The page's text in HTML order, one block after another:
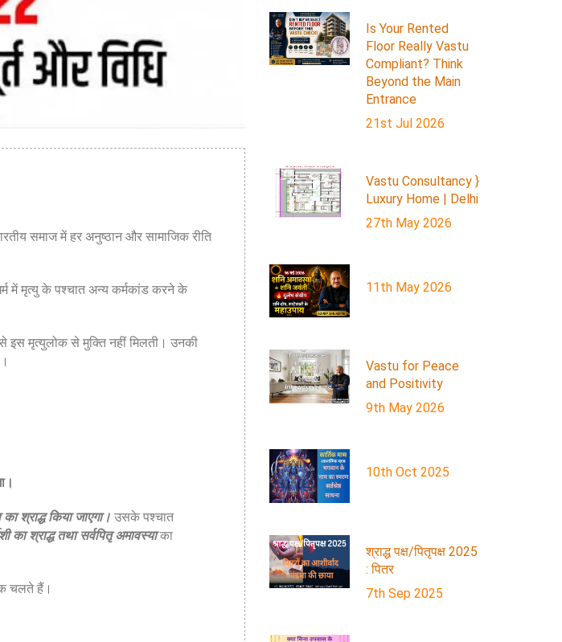
समाज में हर अनुष्ठान और सामाजिक रीति
में मृत्यु के पश्चात अन्य कर्मकांड करने के
इस मृत्युलोक से मुक्ति नहीं मिलती। उनकी
का श्राद्ध किया जाएगा। उसके पश्चात
का श्राद्ध तथा सर्वपितृ अमावस्याका
चलते हैं।
Is Your Rented
Floor Really Vastu
Compliant? Think
Beyond the Main
Entrance
21st Jul 2026
Vastu Consultancy }
Luxury Home | Delhi
27th May 2026
11th May 2026
Vastu for Peace
and Positivity
9th May 2026
10th Oct 2025
श्राद्ध पक्ष/पितृपक्ष 2025
: पितर
7th Sep 2025